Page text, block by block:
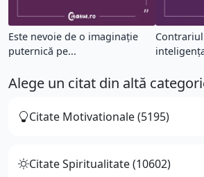
Este nevoie de o imaginație
puternică pe...
Alege un citat din altă
Citate Motivationale (5195)
Citate Spiritualitate (10602)